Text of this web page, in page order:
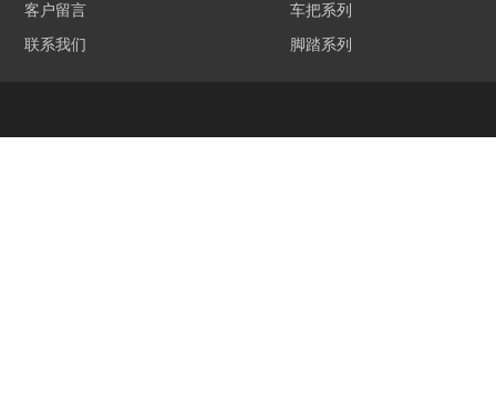
客户留言
联系我们
车把系列
脚踏系列